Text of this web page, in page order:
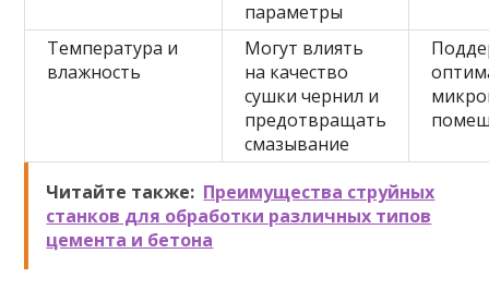
параметры
Температура и
влажность
Могут влиять
на качество
сушки чернил и
предотвращать
смазывание
Читайте также: Преимущества струйных
станков для обработки различных типов
цемента и бетона